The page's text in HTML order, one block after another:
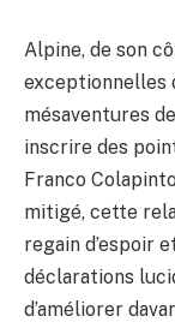
Alpine, de son
exceptionnelles
mésaventures
inscrire des
Franco
mitigé, cette
regain d’espoir
déclarations
d’améliorer